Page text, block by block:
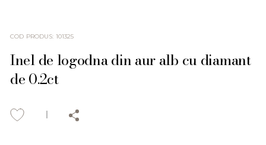
COD PRODUS: 101325
Inel de logodna din aur alb cu diamant
de 0.2ct